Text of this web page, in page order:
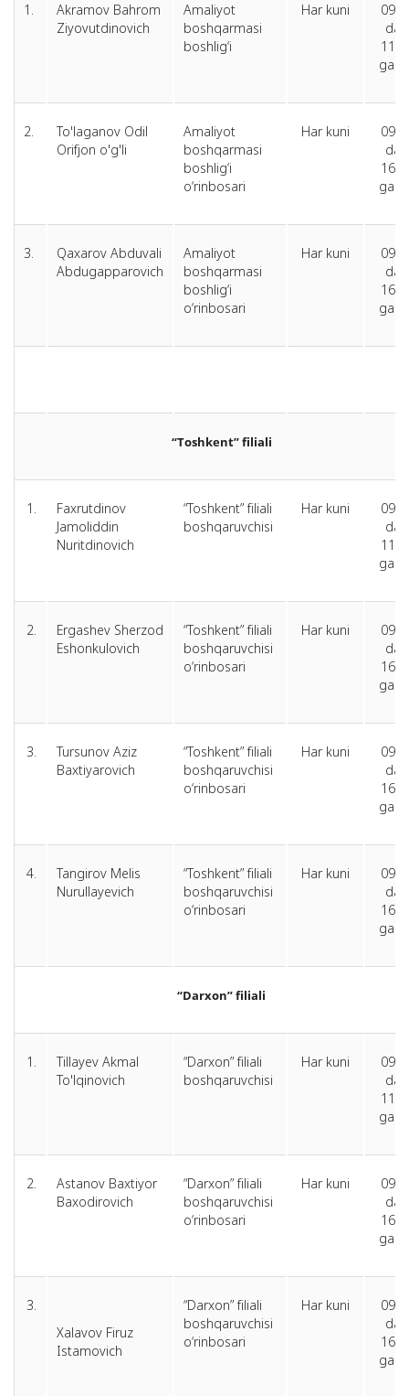
1.
Akramov Bahrom
Ziyovutdinovich
Amaliyot
boshqarmasi
boshlig‘i
Har kuni
dan
2.
To'laganov Odil
Orifjon o'g'li
Amaliyot
boshqarmasi
boshlig‘i
o‘rinbosari
Har kuni
dan
3.
Qaxarov Abduvali
Abdugapparovich
Amaliyot
boshqarmasi
boshlig‘i
o‘rinbosari
Har kuni
dan
“Toshkent” filiali
1.
Faxrutdinov
Jamoliddin
Nuritdinovich
“Toshkent” filiali
boshqaruvchisi
Har kuni
dan
2.
Ergashev Sherzod
Eshonkulovich
“Toshkent” filiali
boshqaruvchisi
o‘rinbosari
Har kuni
dan
3.
Tursunov Aziz
Baxtiyarovich
“Toshkent” filiali
boshqaruvchisi
o‘rinbosari
Har kuni
dan
4.
Tangirov Melis
Nurullayevich
“Toshkent” filiali
boshqaruvchisi
o‘rinbosari
Har kuni
dan
“Darxon” filiali
1.
Tillayev Akmal
To'lqinovich
“Darxon” filiali
boshqaruvchisi
Har kuni
dan
2.
Astanov Baxtiyor
Baxodirovich
“Darxon” filiali
boshqaruvchisi
o‘rinbosari
Har kuni
dan
3.
Xalavov Firuz
Istamovich
“Darxon” filiali
boshqaruvchisi
o‘rinbosari
Har kuni
dan